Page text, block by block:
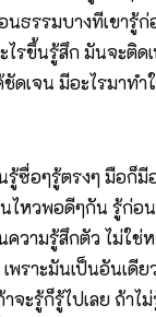
นธรรมบางทีเขารู้
รขึ้นรู้สึก มันจะติด
เจน มีอะไรมาทำ
ซื่อๆรู้ตรงๆ มือก็มี
หวพอดีๆกัน รู้ก่อน
วามรู้สึกตัว ไม่ใช่
พราะมันเป็นอันเดี
ะรู้ก็รู้ไปเลย ถ้าไ